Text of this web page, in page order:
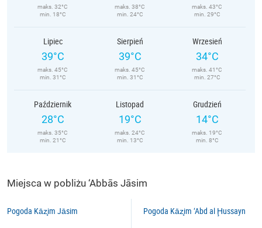
maks. 32°C
min. 18°C
maks. 38°C
min. 24°C
maks. 43°C
min. 29°C
Lipiec
39°C
maks. 45°C
min. 31°C
Sierpień
39°C
maks. 45°C
min. 31°C
Wrzesień
34°C
maks. 41°C
min. 27°C
Październik
28°C
maks. 35°C
min. 21°C
Listopad
19°C
maks. 24°C
min. 13°C
Grudzień
14°C
maks. 19°C
min. 8°C
Miejsca w pobliżu ‘Abbās Jāsim
Pogoda Kāz̧im Jāsim Pogoda Kāz̧im ‘Abd al Ḩussayn